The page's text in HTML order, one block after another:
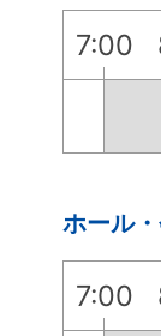
7:00
ホール
7:00